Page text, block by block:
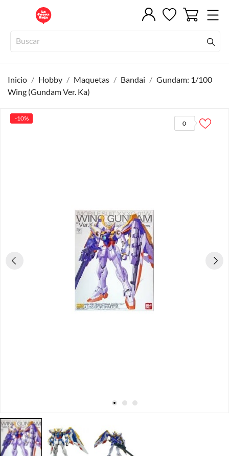
Inicio Hobby Maquetas Bandai
Gundam: 1/100
Wing (Gundam Ver. Ka)
0
-10%